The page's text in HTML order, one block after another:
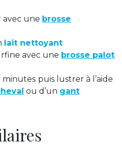
avec une brosse
lait nettoyant
avec une brosse palot
minutes puis lustrer à l’aide
ou d’un gant